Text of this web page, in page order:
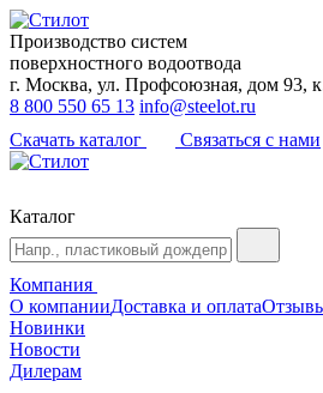
Производство систем
поверхностного водоотвода
г. Москва, ул. Профсоюзная, дом 93,
8 800 550 65 13 info@steelot.ru
Скачать каталог
Связаться с нами
Каталог
Компания
О компанииДоставка и оплата
Новинки
Новости
Дилерам